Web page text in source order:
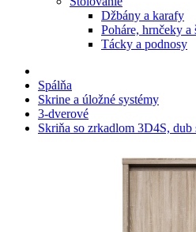
Džbány a karafy
Poháre, hrnčeky a
Tácky a podnosy
Spálňa
Skrine a úložné systémy
3-dverové
Skriňa so zrkadlom 3D4S,